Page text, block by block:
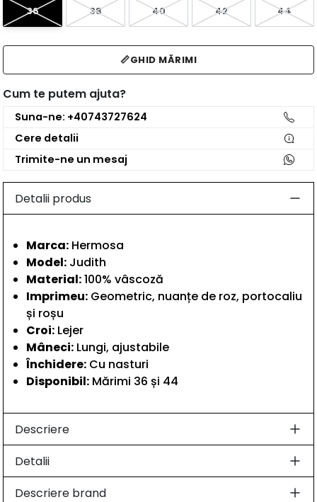
36 38 40 42 44
📏GHID MĂRIMI
Cum te putem ajuta?
Suna-ne: +40743727624
Cere detalii
Trimite-ne un mesaj
Detalii produs
Marca: Hermosa
Model: Judith
Material:100% vâscoză
Imprimeu: Geometric, nuanțe de roz, portocaliu
și roșu
Croi: Lejer
Mâneci: Lungi, ajustabile
Închidere: Cu nasturi
Disponibil: Mărimi 36 și 44
Descriere
Detalii
Descriere brand